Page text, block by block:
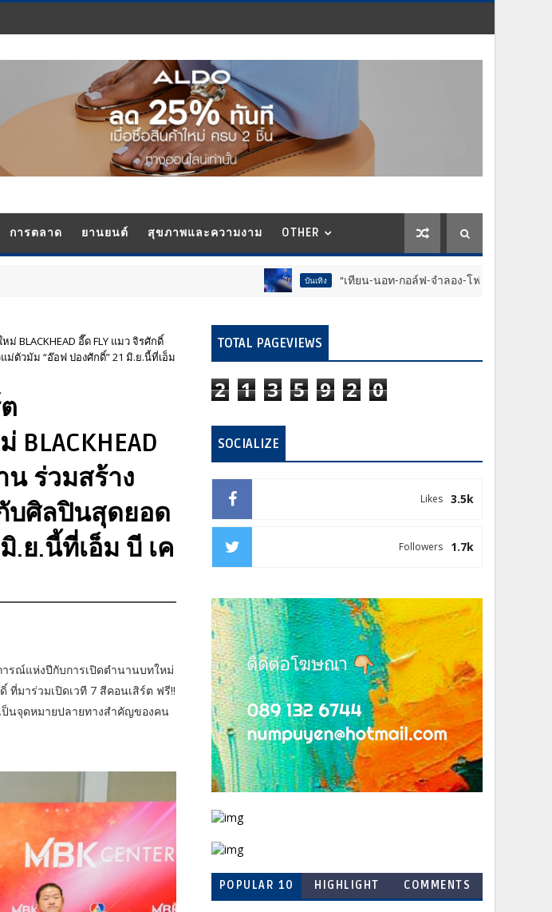
การตลาด ยานยนต์ สุขภาพและความงาม OTHER
“เทียน-นอท-กอล์ฟ-จำลอง-โฟล์ค” ร้องจ๊าก!! อุปกรณ์ม่วนจอ
BLACKHEAD อี๊ด FLY แมว จิรศักดิ์
ตัวมัม “อ๊อฟ ปองศักดิ์” 21 มิ.ย.นี้ที่เอ็ม
ร่วมสร้าง
บศิลปินสุดยอด
.ย.นี้ที่เอ็ม บี เค
ารณ์แห่งปีกับการเปิดตำนานบทใหม่
ที่มาร่วมเปิดเวที 7 สีคอนเสิร์ต ฟรี!!
ป็นจุดหมายปลายทางสำคัญของคน
TOTAL PAGEVIEWS
2 1 3 5 9 2 0
SOCIALIZE
3.5k
Likes
1.7k
Followers
POPULAR 10 HIGHLIGHT COMMENTS